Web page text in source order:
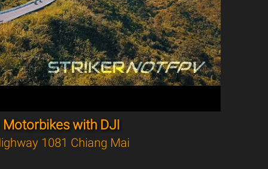
Motorbikes with DJI
1081 Chiang Mai